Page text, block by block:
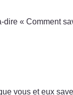
dire « Comment
vous et eux